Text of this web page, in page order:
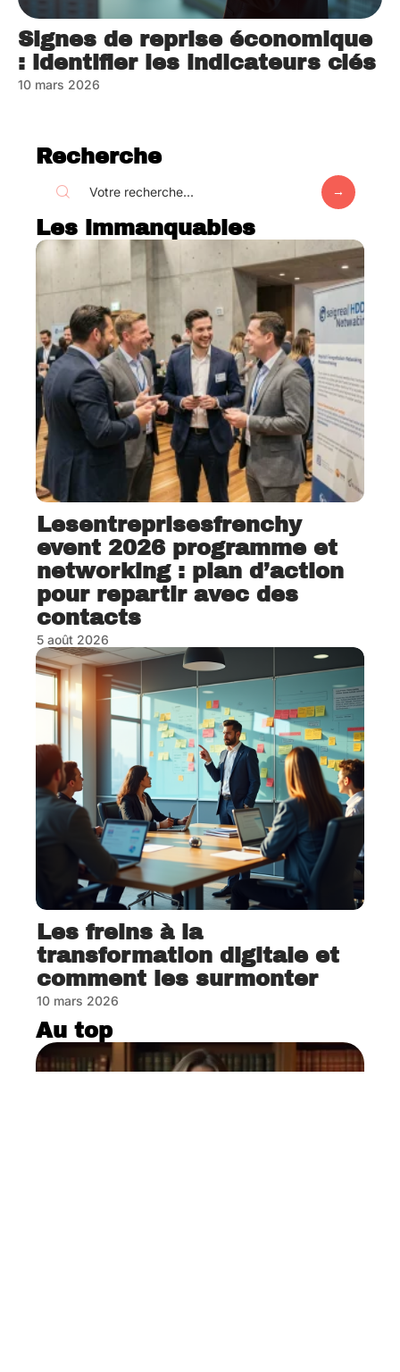
Signes de reprise économique
: identifier les indicateurs clés
10 mars 2026
Recherche
Les immanquables
Lesentreprisesfrenchy
event 2026 programme et
networking : plan d’action
pour repartir avec des
contacts
5 août 2026
Les freins à la
transformation digitale et
comment les surmonter
10 mars 2026
Au top